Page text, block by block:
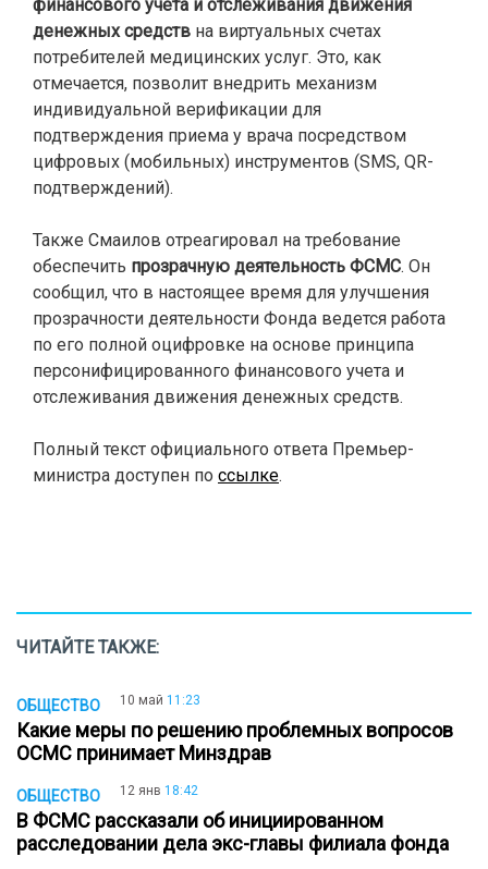
финансового учета и отслеживания движения
денежных средств на виртуальных счетах
потребителей медицинских услуг. Это, как
отмечается, позволит внедрить механизм
индивидуальной верификации для
подтверждения приема у врача посредством
цифровых (мобильных) инструментов (SMS, QR-
подтверждений).
Также Смаилов отреагировал на требование
обеспечить прозрачную деятельность ФСМС. Он
сообщил, что в настоящее время для улучшения
прозрачности деятельности Фонда ведется работа
по его полной оцифровке на основе принципа
персонифицированного финансового учета и
отслеживания движения денежных средств.
Полный текст официального ответа Премьер-
министра доступен по ссылке.
ЧИТАЙТЕ ТАКЖЕ:
ОБЩЕСТВО 10 май 11:23
Какие меры по решению проблемных вопросов
ОСМС принимает Минздрав
ОБЩЕСТВО 12 янв 18:42
В ФСМС рассказали об инициированном
расследовании дела экс-главы филиала фонда